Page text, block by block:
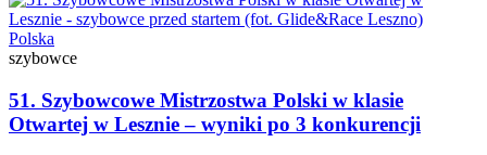
Polska
szybowce
51. Szybowcowe Mistrzostwa Polski w klasie
Otwartej w Lesznie – wyniki po 3 konkurencji